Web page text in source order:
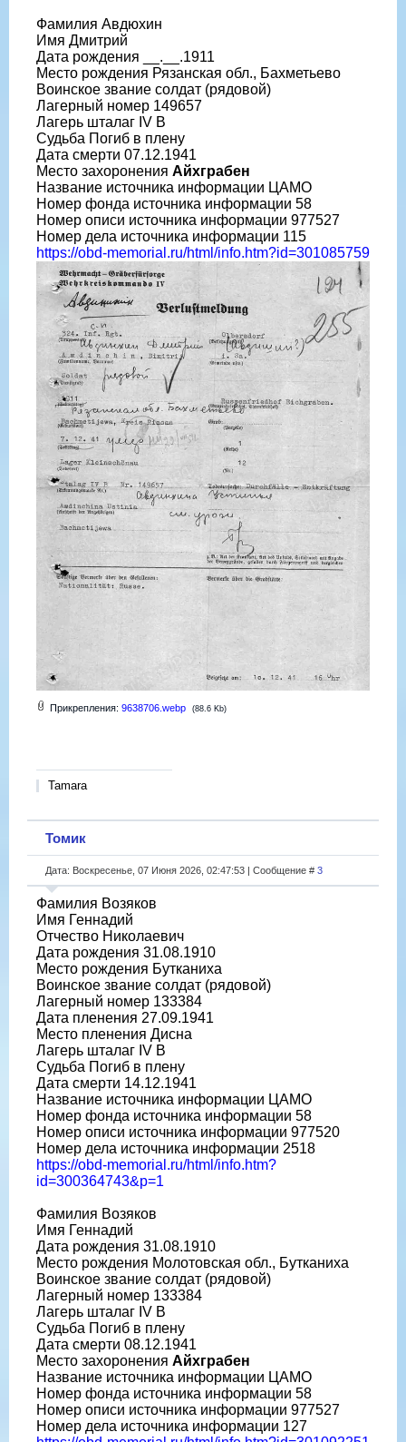
Фамилия Авдюхин
Имя Дмитрий
Дата рождения __.__.1911
Место рождения Рязанская обл., Бахметьево
Воинское звание солдат (рядовой)
Лагерный номер 149657
Лагерь шталаг IV B
Судьба Погиб в плену
Дата смерти 07.12.1941
Место захоронения Айхграбен
Название источника информации ЦАМО
Номер фонда источника информации 58
Номер описи источника информации 977527
Номер дела источника информации 115
https://obd-memorial.ru/html/info.htm?id=301085759
Прикрепления: 9638706.webp (88.6 Kb)
Tamara
Томик
Дата: Воскресенье, 07 Июня 2026, 02:47:53 | Сообщение # 3
Фамилия Возяков
Имя Геннадий
Отчество Николаевич
Дата рождения 31.08.1910
Место рождения Бутканиха
Воинское звание солдат (рядовой)
Лагерный номер 133384
Дата пленения 27.09.1941
Место пленения Дисна
Лагерь шталаг IV B
Судьба Погиб в плену
Дата смерти 14.12.1941
Название источника информации ЦАМО
Номер фонда источника информации 58
Номер описи источника информации 977520
Номер дела источника информации 2518
https://obd-memorial.ru/html/info.htm?
id=300364743&p=1
Фамилия Возяков
Имя Геннадий
Дата рождения 31.08.1910
Место рождения Молотовская обл., Бутканиха
Воинское звание солдат (рядовой)
Лагерный номер 133384
Лагерь шталаг IV B
Судьба Погиб в плену
Дата смерти 08.12.1941
Место захоронения Айхграбен
Название источника информации ЦАМО
Номер фонда источника информации 58
Номер описи источника информации 977527
Номер дела источника информации 127